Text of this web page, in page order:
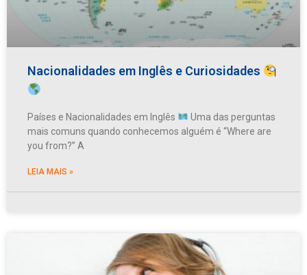
Nacionalidades em Inglês e Curiosidades
Países e Nacionalidades em Inglês
Uma das perguntas
mais comuns quando conhecemos alguém é “Where are
you from?” A
LEIA MAIS »